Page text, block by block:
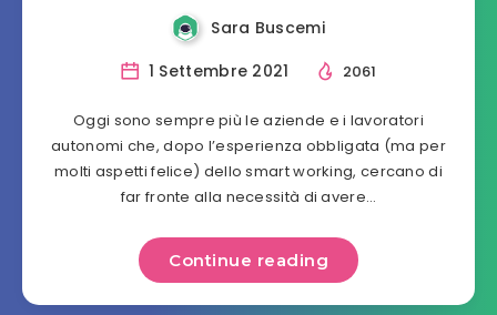
Sara Buscemi
1 Settembre 2021
2061
Oggi sono sempre più le aziende e i lavoratori
autonomi che, dopo l’esperienza obbligata (ma per
molti aspetti felice) dello smart working, cercano di
far fronte alla necessità di avere…
Continue reading